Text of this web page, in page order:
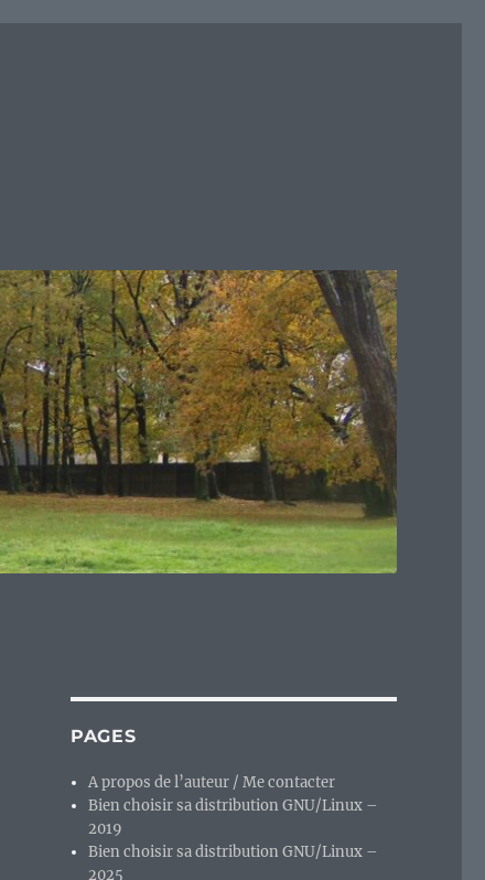
PAGES
A propos de l’auteur / Me contacter
Bien choisir sa distribution GNU/Linux –
2019
Bien choisir sa distribution GNU/Linux –
2025